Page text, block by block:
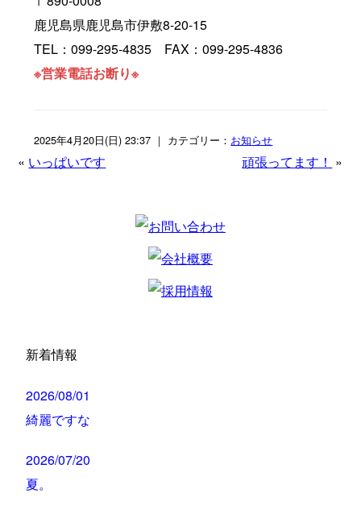
鹿児島県鹿児島市伊敷8-20-15
TEL：099-295-4835 FAX：099-295-4836
※営業電話お断り※
2025年4月20日(日) 23:37 ｜ カテゴリー： お知らせ
« いっぱいです 頑張ってます！ »
新着情報
2026/08/01
綺麗ですな
2026/07/20
夏。